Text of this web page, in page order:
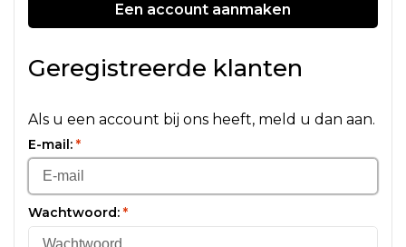
Een account aanmaken
Geregistreerde klanten
Als u een account bij ons heeft, meld u dan aan.
E-mail: *
Wachtwoord: *